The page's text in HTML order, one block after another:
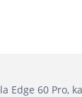
Edge 60 Pro,